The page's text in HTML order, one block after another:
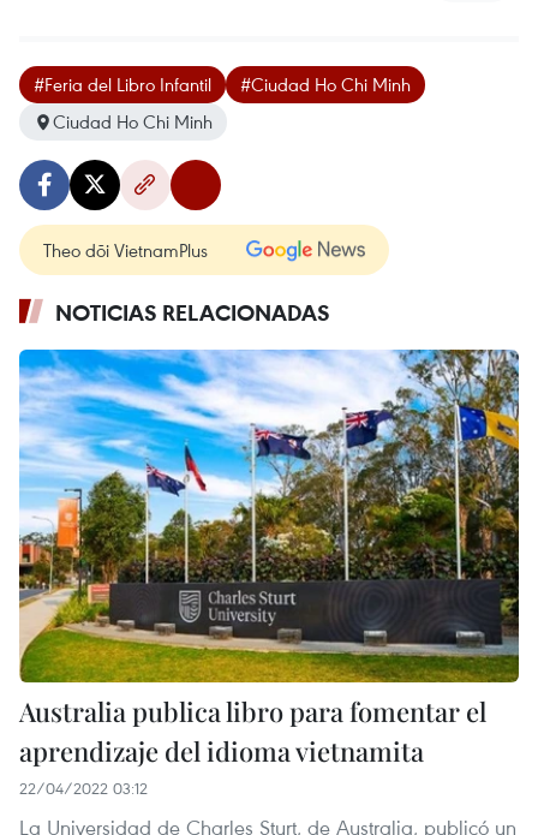
#Feria del Libro Infantil
#Ciudad Ho Chi Minh
Ciudad Ho Chi Minh
Theo dõi VietnamPlus
NOTICIAS RELACIONADAS
Australia publica libro para fomentar el
aprendizaje del idioma vietnamita
22/04/2022 03:12
La Universidad de Charles Sturt, de Australia, publicó un